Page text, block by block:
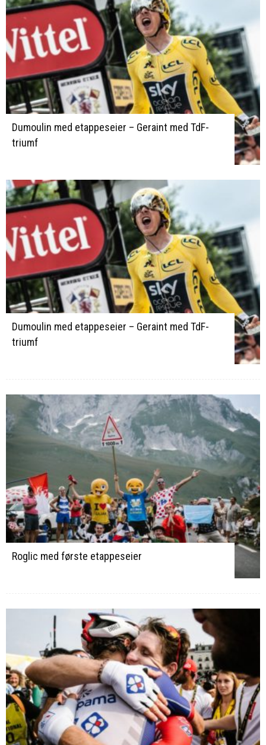
Dumoulin med etappeseier – Geraint med TdF-
triumf
Dumoulin med etappeseier – Geraint med TdF-
triumf
Roglic med første etappeseier